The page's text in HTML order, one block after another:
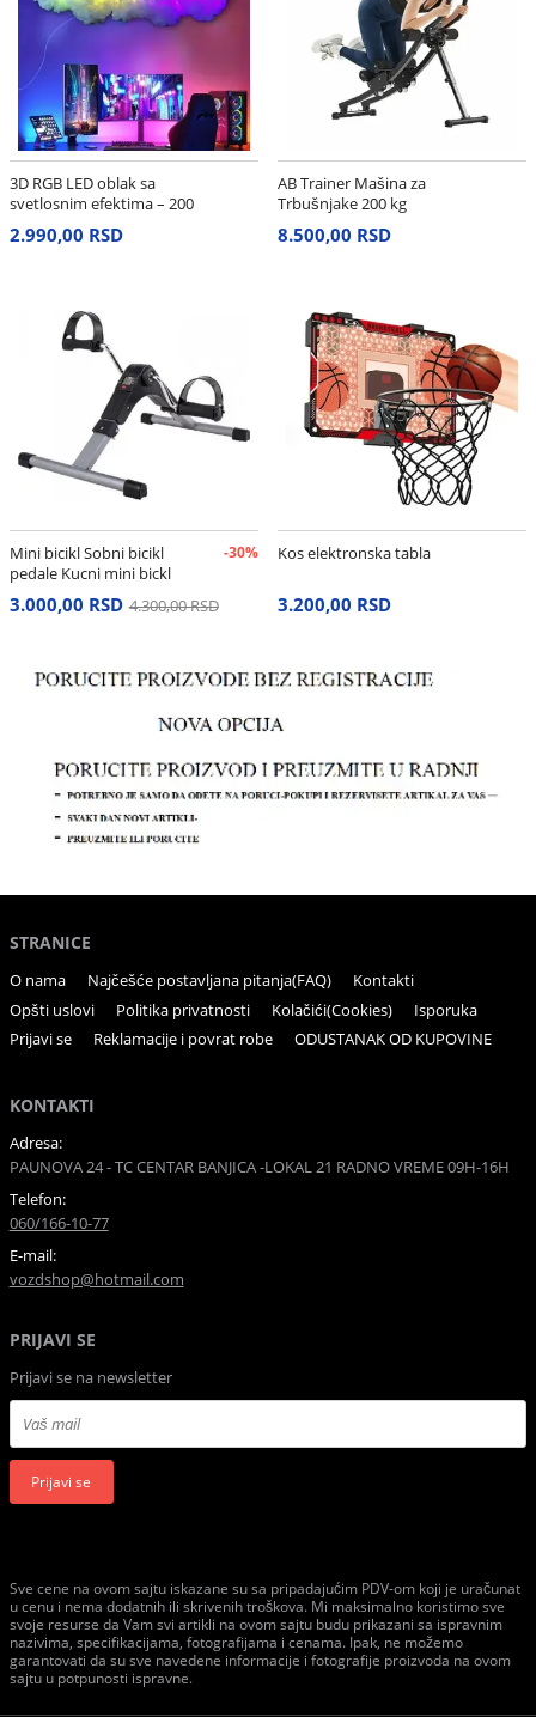
3D RGB LED oblak sa
svetlosnim efektima – 200
cm
2.990,00 RSD
AB Trainer Mašina za
Trbušnjake 200 kg
8.500,00 RSD
Mini bicikl Sobni bicikl
pedale Kucni mini bickl
-30%
3.000,00 RSD 4.300,00 RSD
Kos elektronska tabla
3.200,00 RSD
STRANICE
O nama Najčešće postavljana pitanja(FAQ)
Kontakti
Opšti uslovi
Politika privatnosti Kolačići(Cookies)
Isporuka
Prijavi se
Reklamacije i povrat robe ODUSTANAK OD KUPOVINE
KONTAKTI
Adresa:
PAUNOVA 24 - TC CENTAR BANJICA -LOKAL 21 RADNO VREME 09H-16H
Telefon:
060/166-10-77
E-mail:
vozdshop@hotmail.com
PRIJAVI SE
Prijavi se na newsletter
Prijavi se
Sve cene na ovom sajtu iskazane su sa pripadajućim PDV-om koji je uračunat
u cenu i nema dodatnih ili skrivenih troškova. Mi maksimalno koristimo sve
svoje resurse da Vam svi artikli na ovom sajtu budu prikazani sa ispravnim
nazivima, specifikacijama, fotografijama i cenama. Ipak, ne možemo
garantovati da su sve navedene informacije i fotografije proizvoda na ovom
sajtu u potpunosti ispravne.